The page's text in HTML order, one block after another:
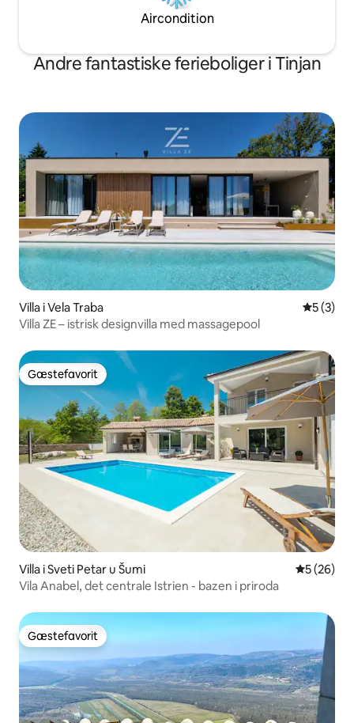
Aircondition
Andre fantastiske ferieboliger i Tinjan
Villa i Vela Traba 5 ud af 5
5 (3)
Villa ZE – istrisk designvilla med massagepool
Gæstefavorit
Gæstefavorit
Villa i Sveti Petar u Šumi 5 ud af 5 i
5 (26)
Vila Anabel, det centrale Istrien - bazen i priroda
Gæstefavorit
Gæstefavorit